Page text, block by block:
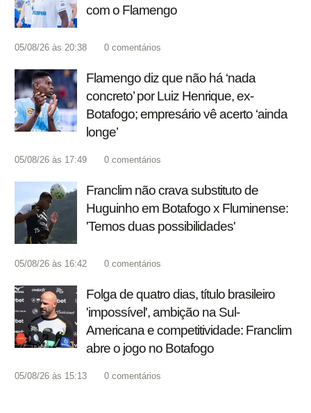
com o Flamengo
05/08/26 às 20:38 0 comentários
Flamengo diz que não há ‘nada
concreto’ por Luiz Henrique, ex-
Botafogo; empresário vê acerto ‘ainda
longe’
05/08/26 às 17:49 0 comentários
Franclim não crava substituto de
Huguinho em Botafogo x Fluminense:
'Temos duas possibilidades'
05/08/26 às 16:42 0 comentários
Folga de quatro dias, título brasileiro
'impossível', ambição na Sul-
Americana e competitividade: Franclim
abre o jogo no Botafogo
05/08/26 às 15:13 0 comentários